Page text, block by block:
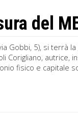
del
Gobbi, 5), si terrà
Corigliano, autrice,
fisico e capitale